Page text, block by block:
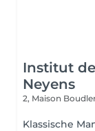
Institut
Neyens
2, Maison
Klassische